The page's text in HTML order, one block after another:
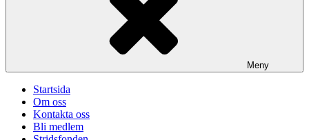
Meny
Startsida
Om oss
Kontakta oss
Bli medlem